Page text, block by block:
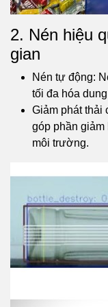
2. Nén hiệu
gian
Nén tự động:
tối đa hóa
Giảm phát thải
góp phần
môi trường.